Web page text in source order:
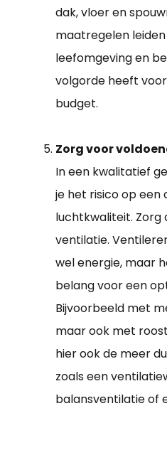
dak, vloer en
maatregelen
leefomgeving en
volgorde heeft
budget.
Zorg voor
In een kwalitatief
je het risico op een
luchtkwaliteit. Zorg
ventilatie.
wel energie, maar
belang voor een
Bijvoorbeeld met
maar ook met
hier ook de meer
zoals een
balansventilatie of